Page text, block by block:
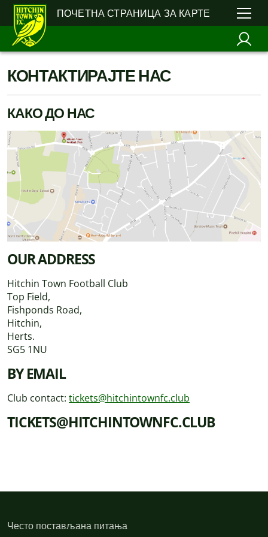
ПОЧЕТНА СТРАНИЦА ЗА КАРТЕ
КОНТАКТИРАЈТЕ НАС
КАКО ДО НАС
OUR ADDRESS
Hitchin Town Football Club
Top Field,
Fishponds Road,
Hitchin,
Herts.
SG5 1NU
BY EMAIL
Club contact: tickets@hitchintownfc.club
TICKETS@HITCHINTOWNFC.CLUB
Често постављана питања